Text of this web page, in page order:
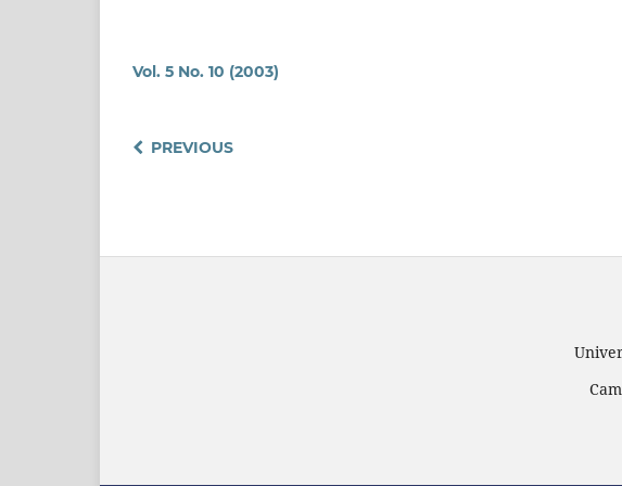
Vol. 5 No. 10 (2003)
PREVIOUS